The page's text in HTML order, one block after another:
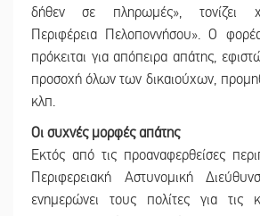
δήθεν σε πληρωμές», τονίζει
Περιφέρεια Πελοποννήσου». Ο
πρόκειται για απόπειρα απάτης,
προσοχή όλων των δικαιούχων,
κλπ.
Οι συχνές μορφές απάτης
Εκτός από τις προαναφερθείσες
Περιφερειακή Αστυνομική
ενημερώνει τους πολίτες για τις